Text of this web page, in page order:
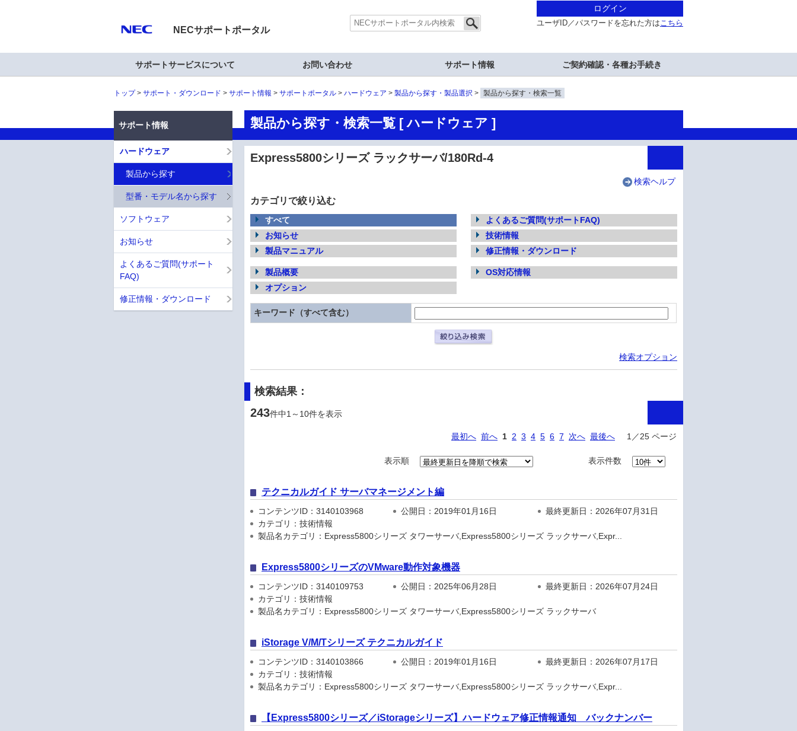
NECサポートポータル
ログイン
ユーザID／パスワードを忘れた方はこちら
サポートサービスについて お問い合わせ サポート情報 ご契約確認・各種お手続き
トップ サポート・ダウンロード サポート情報 サポートポータル ハードウェア 製品から探す・製品選択 製品から探す・検索一覧
製品から探す・検索一覧 [ ハードウェア ]
Express5800シリーズ ラックサーバ/180Rd-4
検索ヘルプ
カテゴリで絞り込む
すべて
よくあるご質問(サポートFAQ)
お知らせ
技術情報
製品マニュアル
修正情報・ダウンロード
製品概要
OS対応情報
オプション
キーワード（すべて含む）
検索オプション
検索結果：
243件中1～10件を表示
最初へ 前へ 1 2 3 4 5 6 7 次へ 最後へ 1／25 ページ
表示順 表示件数
テクニカルガイド サーバマネージメント編
コンテンツID：3140103968 公開日：2019年01月16日
最終更新日：2026年07月31日
カテゴリ：技術情報
製品名カテゴリ：Express5800シリーズ タワーサーバ,Express5800シリーズ ラックサーバ,Expr...
Express5800シリーズのVMware動作対象機器
コンテンツID：3140109753 公開日：2025年06月28日
最終更新日：2026年07月24日
カテゴリ：技術情報
製品名カテゴリ：Express5800シリーズ タワーサーバ,Express5800シリーズ ラックサーバ
iStorage V/M/Tシリーズ テクニカルガイド
コンテンツID：3140103866 公開日：2019年01月16日
最終更新日：2026年07月17日
カテゴリ：技術情報
製品名カテゴリ：Express5800シリーズ タワーサーバ,Express5800シリーズ ラックサーバ,Expr...
【Express5800シリーズ／iStorageシリーズ】ハードウェア修正情報通知 バックナンバー
サポート情報
ハードウェア
製品から探す
型番・モデル名から探す
ソフトウェア
お知らせ
よくあるご質問(サポート
FAQ)
修正情報・ダウンロード